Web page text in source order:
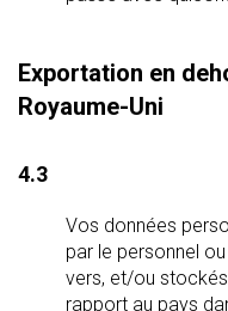
Exportation en
Royaume-Uni
4.3
Vos données
par le personnel
vers, et/ou
rapport au pays